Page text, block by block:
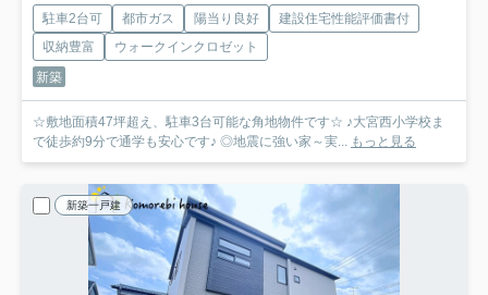
駐車2台可 都市ガス 陽当り良好
建設住宅性能評価書付
収納豊富
ウォークインクロゼット
新築
☆敷地面積47坪超え、駐車3台可能な角地物件です☆ ♪大宮西小学校ま
で徒歩約9分で通学も安心です♪ ◎地震に強い家～実...
もっと見る
新築一戸建